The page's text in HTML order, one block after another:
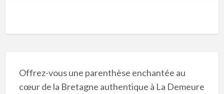
Offrez-vous une parenthèse enchantée au
cœur de la Bretagne authentique à La Demeure